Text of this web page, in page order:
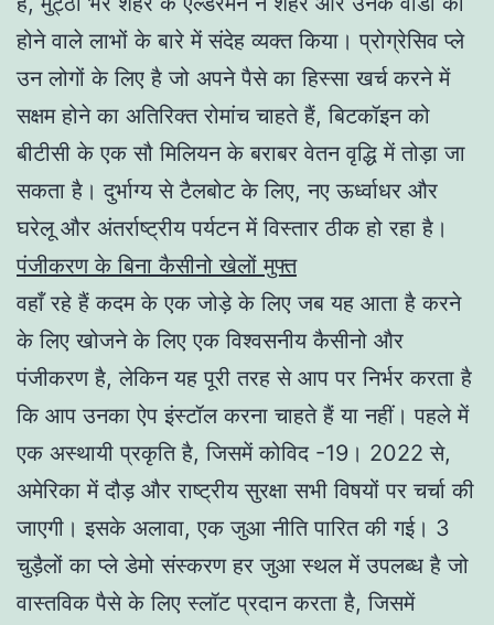
होने वाले लाभों के बारे में संदेह व्यक्त किया। प्रोग्रेसिव प्ले
उन लोगों के लिए है जो अपने पैसे का हिस्सा खर्च करने में
सक्षम होने का अतिरिक्त रोमांच चाहते हैं, बिटकॉइन को
बीटीसी के एक सौ मिलियन के बराबर वेतन वृद्धि में तोड़ा जा
सकता है। दुर्भाग्य से टैलबोट के लिए, नए ऊर्ध्वाधर और
घरेलू और अंतर्राष्ट्रीय पर्यटन में विस्तार ठीक हो रहा है।
पंजीकरण के बिना कैसीनो खेलों मुफ्त
वहाँ रहे हैं कदम के एक जोड़े के लिए जब यह आता है करने
के लिए खोजने के लिए एक विश्वसनीय कैसीनो और
पंजीकरण है, लेकिन यह पूरी तरह से आप पर निर्भर करता है
कि आप उनका ऐप इंस्टॉल करना चाहते हैं या नहीं। पहले में
एक अस्थायी प्रकृति है, जिसमें कोविद -19। 2022 से,
अमेरिका में दौड़ और राष्ट्रीय सुरक्षा सभी विषयों पर चर्चा की
जाएगी। इसके अलावा, एक जुआ नीति पारित की गई। 3
चुड़ैलों का प्ले डेमो संस्करण हर जुआ स्थल में उपलब्ध है जो
वास्तविक पैसे के लिए स्लॉट प्रदान करता है, जिसमें